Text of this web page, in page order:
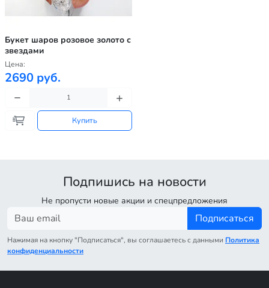
Букет шаров розовое золото с
звездами
Цена:
2690 руб.
Купить
Подпишись на новости
Не пропусти новые акции и спецпредложения
Подписаться
Нажимая на кнопку "Подписаться", вы соглашаетесь с данными Политика
конфиденциальности